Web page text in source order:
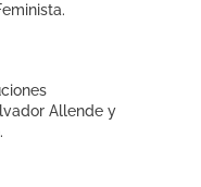
Allende y